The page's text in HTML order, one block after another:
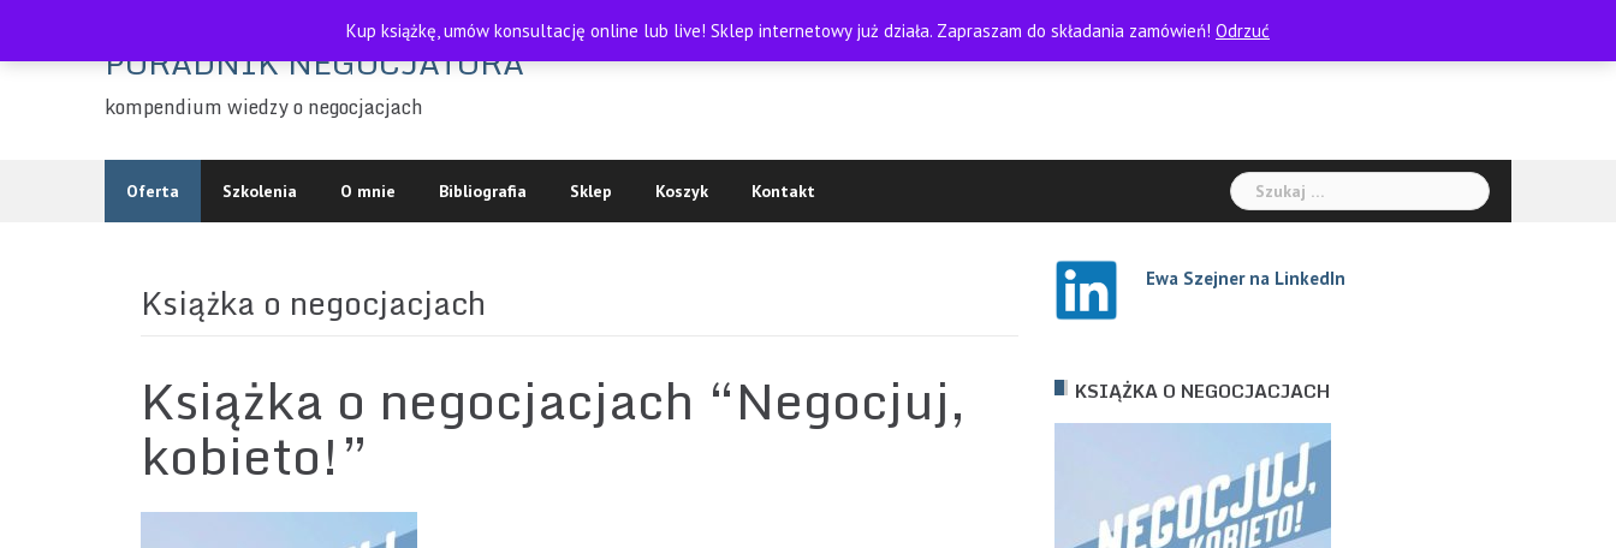
content
PORADNIK NEGOCJATORA
kompendium wiedzy o negocjacjach
Oferta Szkolenia O mnie Bibliografia Sklep Koszyk Kontakt Szukaj:
Książka o negocjacjach
Książka o negocjacjach “Negocjuj,
kobieto!”
Ewa Szejner na LinkedIn
KSIĄŻKA O NEGOCJACJACH
Kup książkę, umów konsultację online lub live! Sklep internetowy już działa. Zapraszam do składania zamówień! Odrzuć